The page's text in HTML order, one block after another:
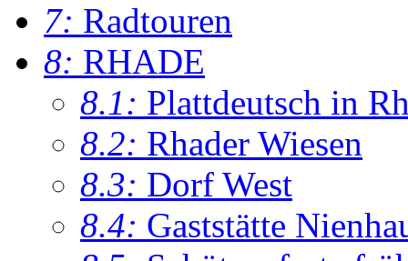
7: Radtouren
8: RHADE
8.1: Plattdeutsch in
8.2: Rhader Wiesen
8.3: Dorf West
8.4: Gaststätte